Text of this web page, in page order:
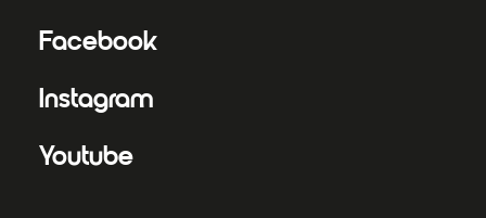
Facebook
Instagram
Youtube